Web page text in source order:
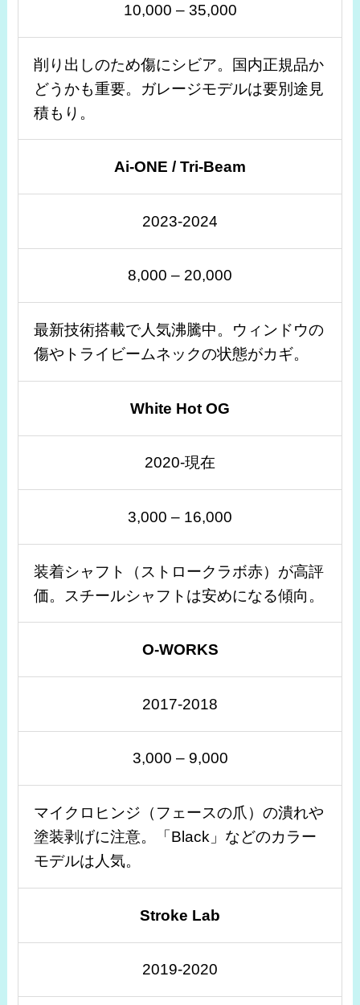
10,000 – 35,000
削り出しのため傷にシビア。国内正規品か
どうかも重要。ガレージモデルは要別途見
積もり。
Ai-ONE / Tri-Beam
2023-2024
8,000 – 20,000
最新技術搭載で人気沸騰中。ウィンドウの
傷やトライビームネックの状態がカギ。
White Hot OG
2020-現在
3,000 – 16,000
装着シャフト（ストロークラボ赤）が高評
価。スチールシャフトは安めになる傾向。
O-WORKS
2017-2018
3,000 – 9,000
マイクロヒンジ（フェースの爪）の潰れや
塗装剥げに注意。「Black」などのカラー
モデルは人気。
Stroke Lab
2019-2020